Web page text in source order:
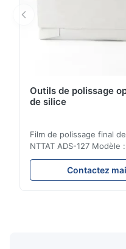
Outils de polissage
de silice
Film de polissage final
NTTAT ADS-127 Modèle
d'origine : Le Japon
●particules Égal-
enduite ●Bons intensité
Contactez